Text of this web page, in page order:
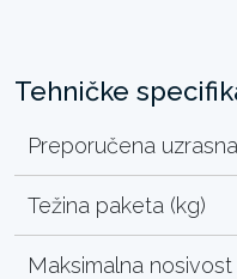
Tehničke
Preporučena
Težina paketa (kg)
Maksimalna nosivost